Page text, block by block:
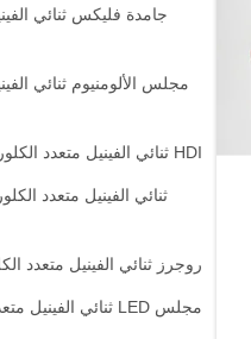
جامدة فليكس ثنائي
مجلس الألومنيوم ثنائي
HDI ثنائي الفينيل متعدد الكلور
ثنائي الفينيل متعدد
روجرز ثنائي الفينيل متعدد
مجلس LED ثنائي الفينيل متعدد الكلور